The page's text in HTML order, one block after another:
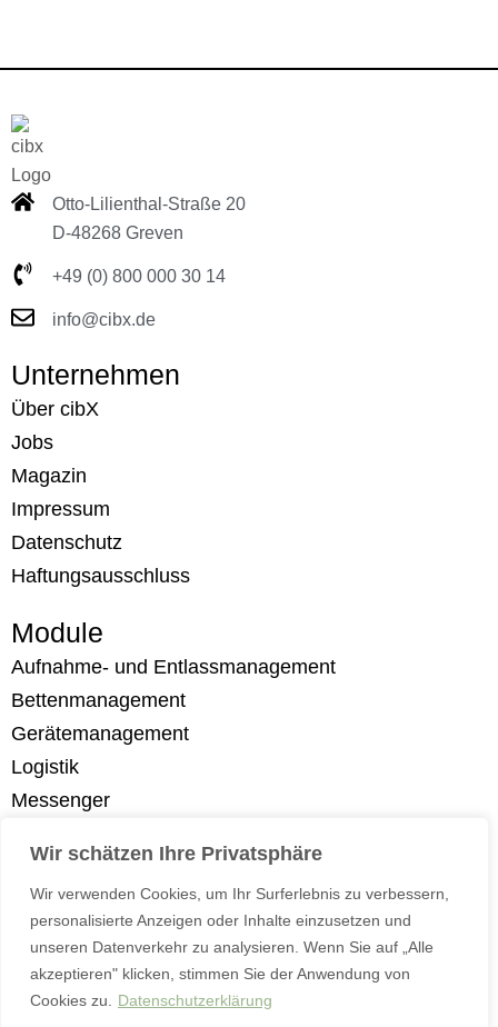
Wir schätzen Ihre Privatsphäre
Wir verwenden Cookies, um Ihr Surferlebnis zu verbessern,
personalisierte Anzeigen oder Inhalte einzusetzen und
unseren Datenverkehr zu analysieren. Wenn Sie auf „Alle
akzeptieren" klicken, stimmen Sie der Anwendung von
Cookies zu.
Datenschutzerklärung
Otto-Lilienthal-Straße 20
D-48268 Greven
+49 (0) 800 000 30 14
info@cibx.de
Unternehmen
Über cibX
Jobs
Magazin
Impressum
Datenschutz
Haftungsausschluss
Module
Aufnahme- und Entlassmanagement
Bettenmanagement
Gerätemanagement
Logistik
Messenger
Patientenmanegement
Temperaturmessung
Wearables